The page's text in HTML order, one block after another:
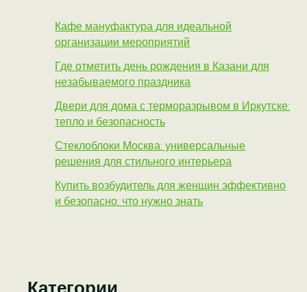
Кафе мануфактура для идеальной
организации мероприятий
Где отметить день рождения в Казани для
незабываемого праздника
Двери для дома с терморазрывом в Иркутске:
тепло и безопасность
Стеклоблоки Москва: универсальные
решения для стильного интерьера
Купить возбудитель для женщин эффективно
и безопасно: что нужно знать